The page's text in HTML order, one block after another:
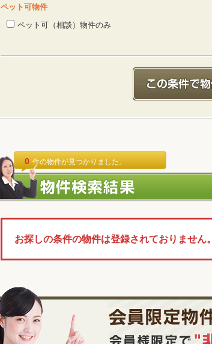
ペット可物件
ペット可（相談）物件のみ
0 件の物件が見つかりました。
お探しの条件の物件は登録されておりません。